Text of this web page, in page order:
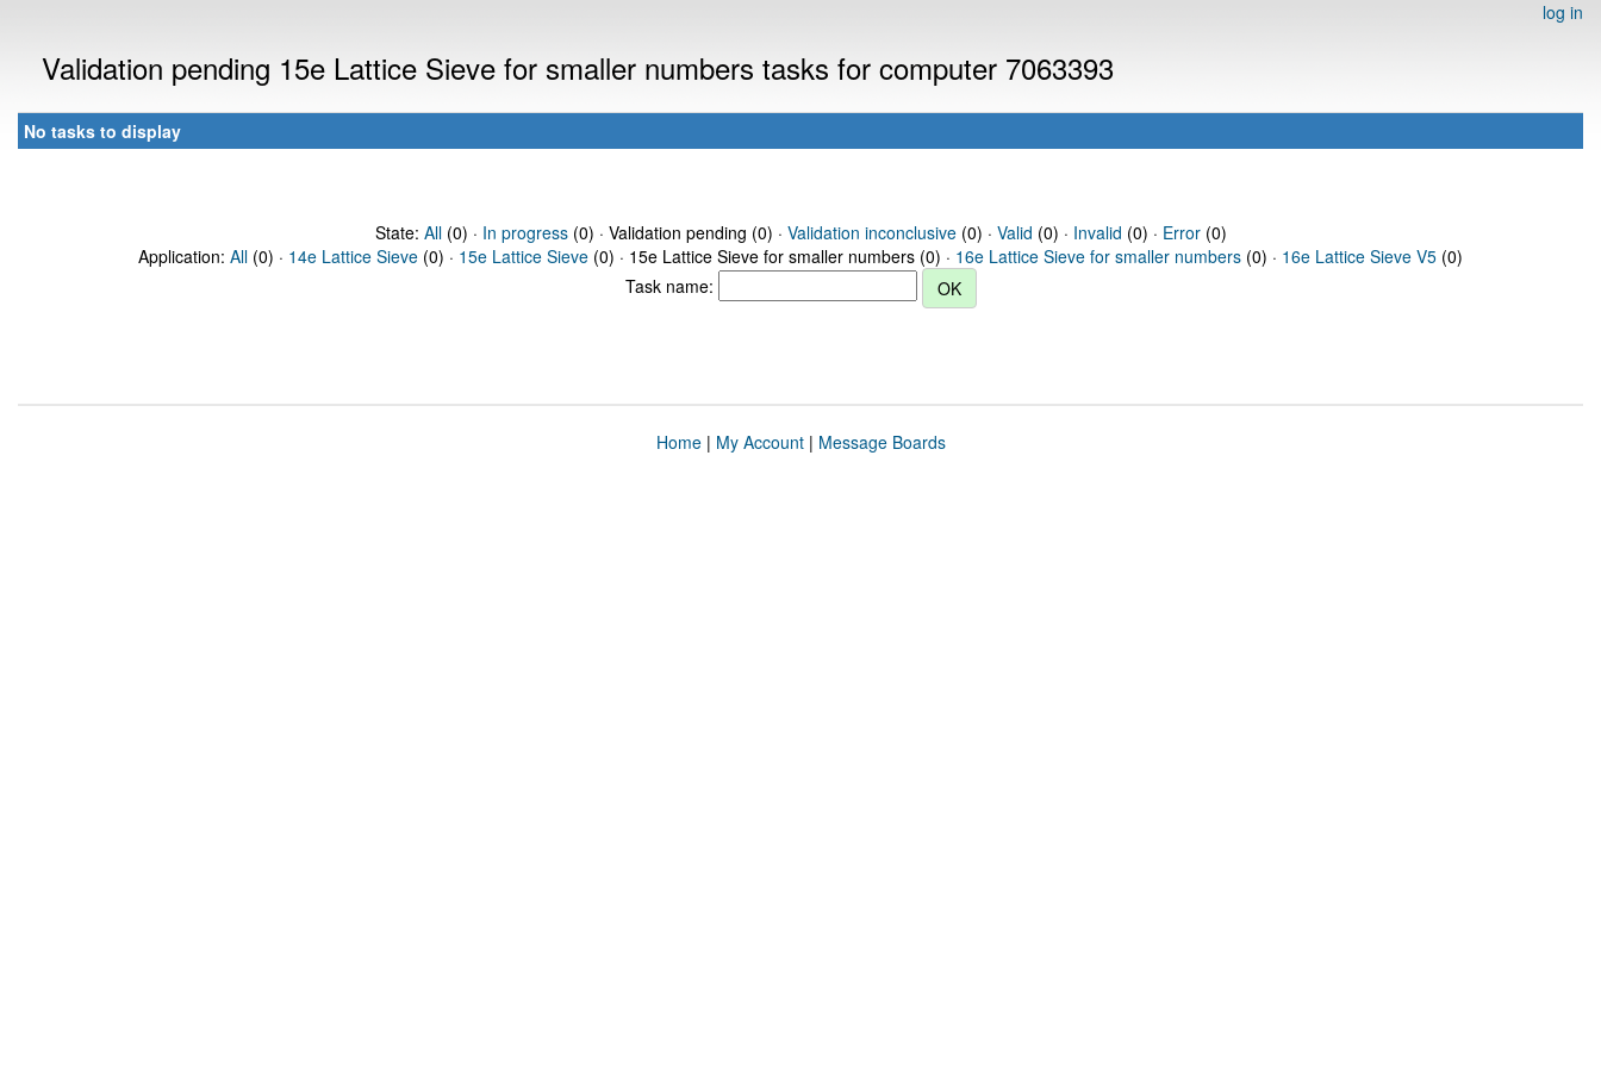
log in
Validation pending 15e Lattice Sieve for smaller numbers tasks for computer 7063393
No tasks to display
State: All(0) · In progress(0) · Validation pending (0) · Validation inconclusive(0) · Valid (0) · Invalid (0) · Error(0)
Application: All (0) · 14e Lattice Sieve (0) · 15e Lattice Sieve (0) · 15e Lattice Sieve for smaller numbers (0) · 16e Lattice Sieve for smaller numbers (0) · 16e Lattice Sieve V5 (0)
Task name:
Home| My Account| Message Boards